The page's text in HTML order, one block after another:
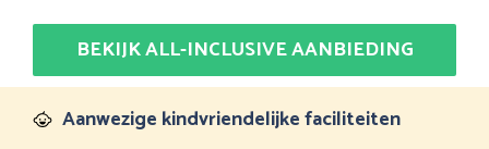
BEKIJK ALL-INCLUSIVE AANBIEDING
Aanwezige kindvriendelijke faciliteiten